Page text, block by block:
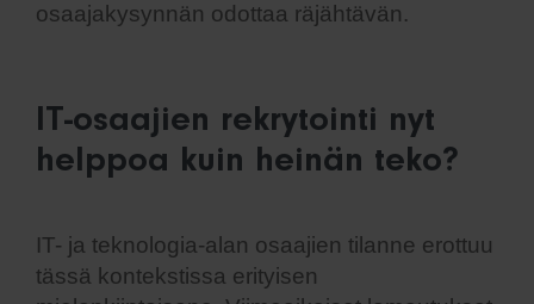
osaajakysynnän odottaa räjähtävän.
IT-osaajien rekrytointi nyt
helppoa kuin heinän teko?
IT- ja teknologia-alan osaajien tilanne erottuu
tässä kontekstissa erityisen